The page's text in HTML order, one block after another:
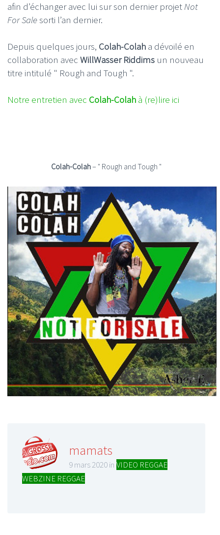
afin d’échanger avec lui sur son dernier projetNot
For Salesorti l’an dernier.
Depuis quelques jours, Colah-Colah a dévoilé en
collaboration avec WillWasser Riddims un nouveau
titre intitulé " Rough and Tough ".
Notre entretien avec Colah-Colah à (re)lire ici
Colah-Colah– " Rough and Tough "
mamats
9 mars 2020 in VIDEO REGGAE
WEBZINE REGGAE